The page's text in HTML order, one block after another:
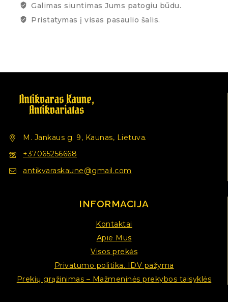
Galimas siuntimas Jums patogiu būdu.
Pristatymas į visas pasaulio šalis.
M. Jankaus g. 9, Kaunas, Lietuva.
+37065256668
antikvaraskaune@gmail.com
INFORMACIJA
Kontaktai
Apie Mus
Visos prekės
Privatumo politika. IDV pažyma
Prekių grąžinimas – Mažmeninės prekybos taisyklės